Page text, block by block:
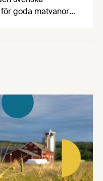
goda matvanor
medlemsföretag
De två